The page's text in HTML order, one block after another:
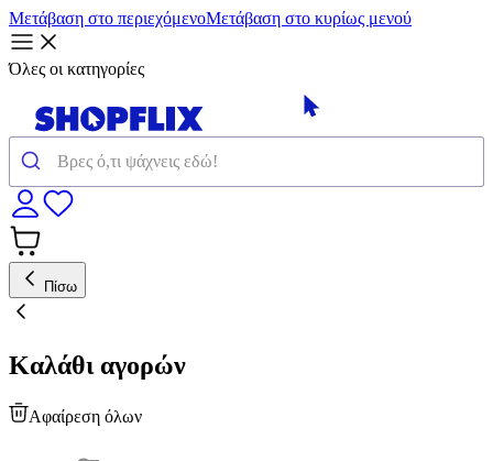
Μετάβαση στο περιεχόμενοΜετάβαση στο κυρίως μενού
Όλες οι κατηγορίες
Πίσω
Καλάθι αγορών
Αφαίρεση όλων